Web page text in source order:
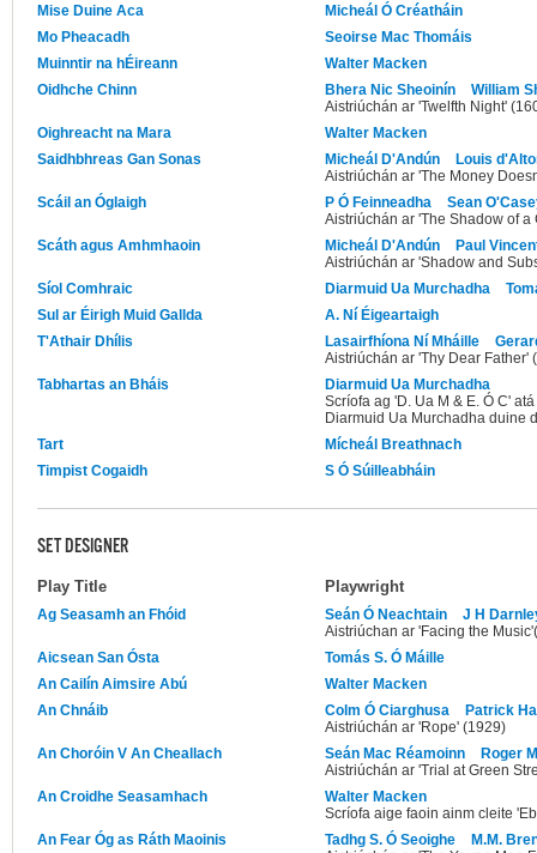
Mise Duine Aca
Micheál Ó Créatháin
Mo Pheacadh
Seoirse Mac Thomáis
Muinntir na hÉireann
Walter Macken
Oidhche Chinn
Bhera Nic Sheoinín
William
Aistriúchán ar 'Twelfth Night'
Oighreacht na Mara
Walter Macken
Saidhbhreas Gan Sonas
Micheál D'Andún
Louis
Aistriúchán ar 'The Money
Scáil an Óglaigh
P Ó Feinneadha
Sean
Aistriúchán ar 'The Shadow of a
Scáth agus Amhmhaoin
Micheál D'Andún
Paul
Aistriúchán ar 'Shadow and
Síol Comhraic
Diarmuid Ua Murchadha
Sul ar Éirigh Muid Gallda
A. Ní Éigeartaigh
T'Athair Dhílis
Lasairfhíona Ní Mháille
Aistriúchán ar 'Thy Dear Father'
Tabhartas an Bháis
Diarmuid Ua Murchadha
Scríofa ag 'D. Ua M & E. Ó C'
Diarmuid Ua Murchadha duine
Tart
Mícheál Breathnach
Timpist Cogaidh
S Ó Súilleabháin
SET DESIGNER
Play Title Playwright
Ag Seasamh an Fhóid Seán Ó Neachtain
J H
Aistriúchan ar 'Facing the
Aicsean San Ósta
Tomás S. Ó Máille
An Cailín Aimsire Abú
Walter Macken
An Chnáib
Colm Ó Ciarghusa
Patrick
Aistriúchán ar 'Rope' (1929)
An Choróin V An Cheallach
Seán Mac Réamoinn
Roger
Aistriúchán ar 'Trial at Green
An Croidhe Seasamhach
Walter Macken
Scríofa aige faoin ainm cleite
An Fear Óg as Ráth Maoinis
Tadhg S. Ó Seoighe
M.M.